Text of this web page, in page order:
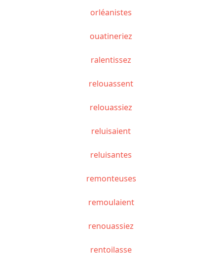
orléanistes
ouatineriez
ralentissez
relouassent
relouassiez
reluisaient
reluisantes
remonteuses
remoulaient
renouassiez
rentoilasse